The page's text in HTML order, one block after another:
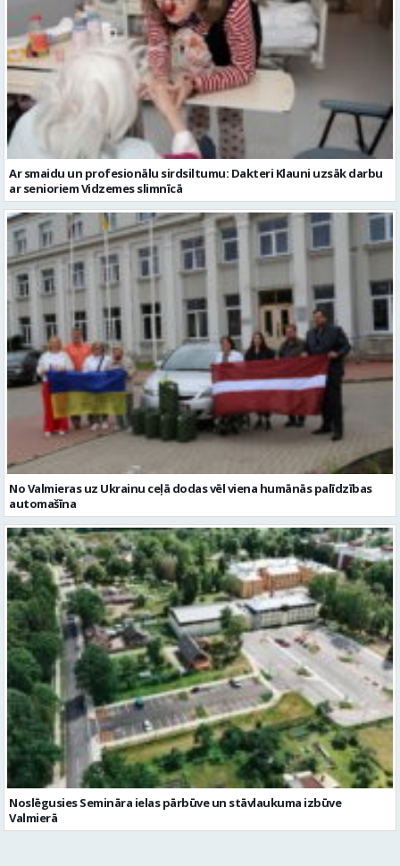
Ar smaidu un profesionālu sirdsiltumu: Dakteri Klauni uzsāk darbu
ar senioriem Vidzemes slimnīcā
No Valmieras uz Ukrainu ceļā dodas vēl viena humānās palīdzības
automašīna
Noslēgusies Semināra ielas pārbūve un stāvlaukuma izbūve
Valmierā